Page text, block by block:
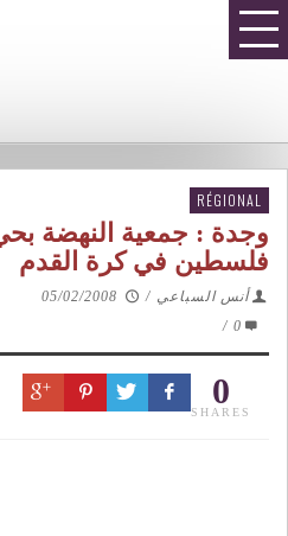
RÉGIONAL
وجدة : جمعية النهضة
فلسطين في كرة القدم
أنس السباعي /
05/02/2008
0
/
0
SHARES